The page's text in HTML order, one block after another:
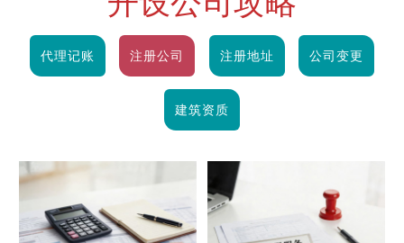
代理记账 注册公司 注册地址 公司变更
建筑资质